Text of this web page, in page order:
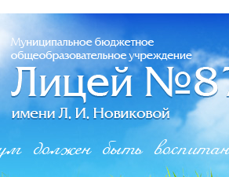
должен быть